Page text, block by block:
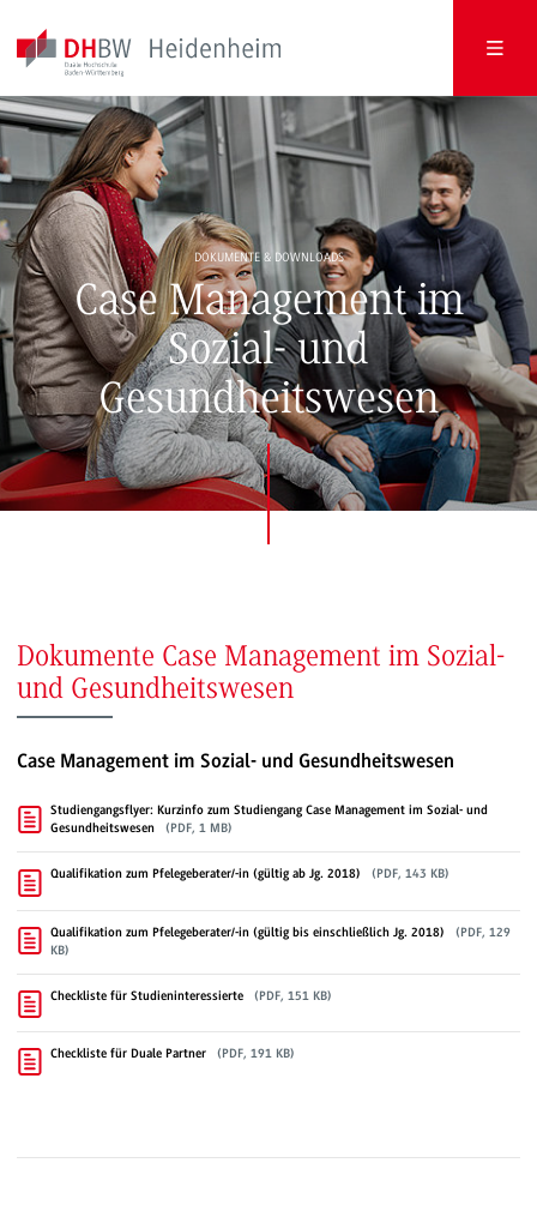
DOKUMENTE & DOWNLOADS
Case Management im
Sozial- und
Gesundheitswesen
Dokumente Case Management im Sozial-
und Gesundheitswesen
Case Management im Sozial- und Gesundheitswesen
Studiengangsflyer: Kurzinfo zum Studiengang Case Management im Sozial- und
Gesundheitswesen
(PDF, 1 MB)
Qualifikation zum Pfelegeberater/-in (gültig ab Jg. 2018) (PDF, 143 KB)
Qualifikation zum Pfelegeberater/-in (gültig bis einschließlich Jg. 2018)
(PDF, 129
KB)
Checkliste für Studieninteressierte (PDF, 151 KB)
Checkliste für Duale Partner (PDF, 191 KB)